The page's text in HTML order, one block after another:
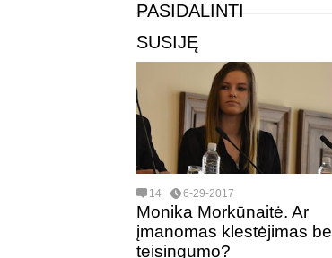
PASIDALINTI
SUSIJĘ
14 6-29-2017
Monika Morkūnaitė. Ar
įmanomas klestėjimas be
teisingumo?